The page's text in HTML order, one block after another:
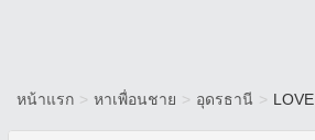
หน้าแรก > หาเพื่อนชาย > อุดรธานี > LOVE